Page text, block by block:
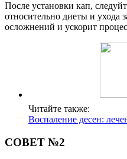
После установки кап,
относительно диеты и ухода
осложнений и ускорит
Читайте также:
Воспаление десен:
СОВЕТ №2